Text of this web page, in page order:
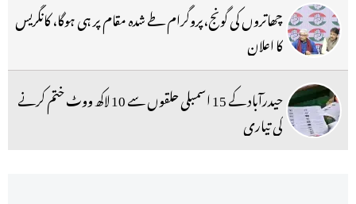
چھاتروں کی گونج،پروگرام طے شدہ مقام پر ہی ہوگا، کانگریس
کا اعلان
حیدرآباد کے 15 اسمبلی حلقوں سے 10 لاکھ ووٹ ختم کرنے
کی تیاری